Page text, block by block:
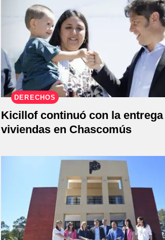
DERECHOS
Kicillof continuó con la entrega
viviendas en Chascomús